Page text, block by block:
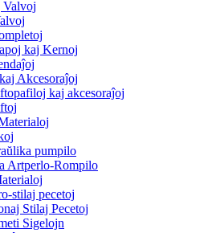
Valvoj
kaj Kernoj
Akcesoraĵoj
kaj akcesoraĵoj
pumpilo
Artperlo-Rompilo
stilaj pecetoj
Stilaj Pecetoj
Sigelojn